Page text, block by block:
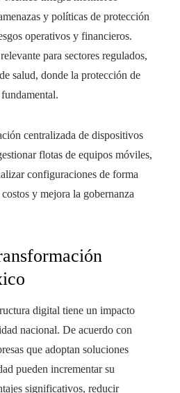
y políticas de protección
operativos y financieros.
para sectores regulados,
salud, donde la protección de
centralizada de dispositivos
flotas de equipos móviles,
configuraciones de forma
y mejora la gobernanza
digital tiene un impacto
nacional. De acuerdo con
que adoptan soluciones
pueden incrementar su
significativos, reducir